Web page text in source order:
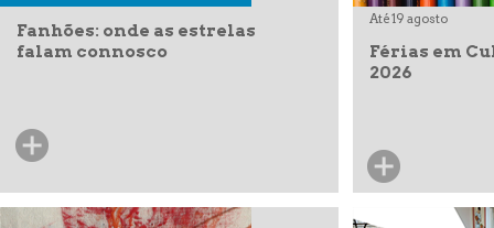
Fanhões: onde as estrelas
falam connosco
Até 19 agosto
Férias em
2026